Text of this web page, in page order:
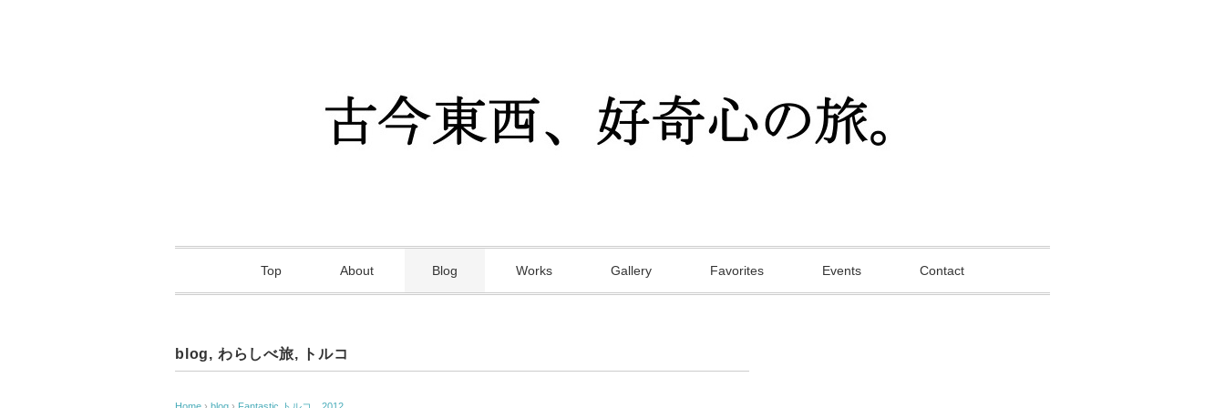
Top About Blog Works Gallery Favorites Events Contact
blog, わらしべ旅, トルコ